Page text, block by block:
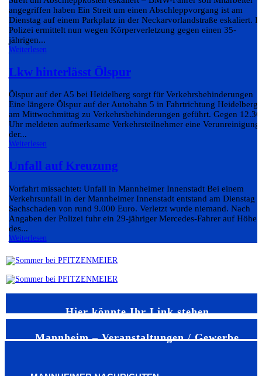
angegriffen haben Ein Streit um einen Abschleppvorgang ist am
Dienstag auf einem Parkplatz in der Neckarvorlandstraße eskaliert.
Polizei ermittelt nun wegen Körperverletzung gegen einen 35-
jährigen...
Weiterlesen
Lkw hinterlässt Ölspur
Ölspur auf der A5 bei Heidelberg sorgt für Verkehrsbehinderungen
Eine längere Ölspur auf der Autobahn 5 in Fahrtrichtung Heidelberg
am Mittwochmittag zu Verkehrsbehinderungen geführt. Gegen 12.30
Uhr meldeten aufmerksame Verkehrsteilnehmer eine Verunreinigung
der...
Weiterlesen
Unfall auf Kreuzung
Vorfahrt missachtet: Unfall in Mannheimer Innenstadt Bei einem
Verkehrsunfall in der Mannheimer Innenstadt entstand am Dienstag
Sachschaden von rund 9.000 Euro. Verletzt wurde niemand. Nach
Angaben der Polizei fuhr ein 29-jähriger Mercedes-Fahrer auf Höhe
des...
Weiterlesen
Hier könnte Ihr Link stehen
Mannheim – Veranstaltungen / Gewerbe